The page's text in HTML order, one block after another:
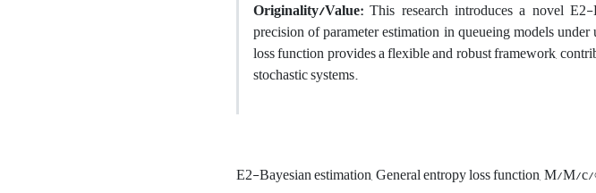
Originality/Value: This research introduces a novel
precision of parameter estimation in queueing models
loss function provides a flexible and robust framework,
stochastic systems.
E2-Bayesian estimation, General entropy loss function, M/M/